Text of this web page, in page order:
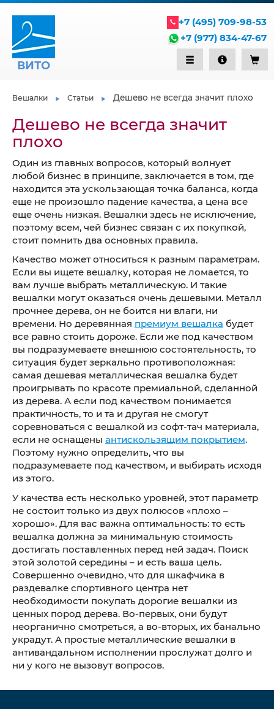
ВИТО
+7 (495) 709-98-53
+7 (977) 834-47-67
Вешалки Статьи Дешево не всегда значит плохо
Дешево не всегда значит
плохо
Один из главных вопросов, который волнует
любой бизнес в принципе, заключается в том, где
находится эта ускользающая точка баланса, когда
еще не произошло падение качества, а цена все
еще очень низкая. Вешалки здесь не исключение,
поэтому всем, чей бизнес связан с их покупкой,
стоит помнить два основных правила.
Качество может относиться к разным параметрам.
Если вы ищете вешалку, которая не ломается, то
вам лучше выбрать металлическую. И такие
вешалки могут оказаться очень дешевыми. Металл
прочнее дерева, он не боится ни влаги, ни
времени. Но деревянная премиум вешалка будет
все равно стоить дороже. Если же под качеством
вы подразумеваете внешнюю состоятельность, то
ситуация будет зеркально противоположная:
самая дешевая металлическая вешалка будет
проигрывать по красоте премиальной, сделанной
из дерева. А если под качеством понимается
практичность, то и та и другая не смогут
соревноваться с вешалкой из софт-тач материала,
если не оснащены антискользящим покрытием.
Поэтому нужно определить, что вы
подразумеваете под качеством, и выбирать исходя
из этого.
У качества есть несколько уровней, этот параметр
не состоит только из двух полюсов «плохо –
хорошо». Для вас важна оптимальность: то есть
вешалка должна за минимальную стоимость
достигать поставленных перед ней задач. Поиск
этой золотой середины – и есть ваша цель.
Совершенно очевидно, что для шкафчика в
раздевалке спортивного центра нет
необходимости покупать дорогие вешалки из
ценных пород дерева. Во-первых, они будут
неорганично смотреться, а во-вторых, их банально
украдут. А простые металлические вешалки в
антивандальном исполнении прослужат долго и
ни у кого не вызовут вопросов.